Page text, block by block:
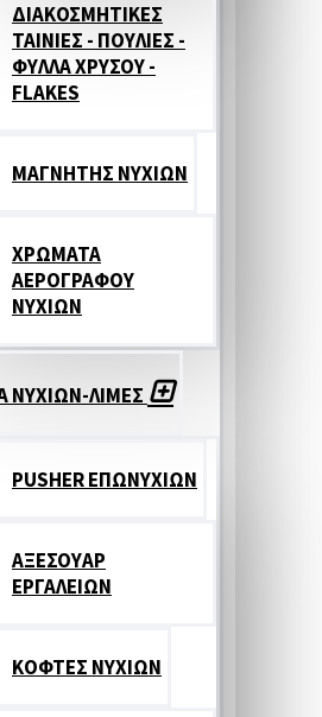
ΔΙΑΚΟΣΜΗΤΙΚΕΣ
ΤΑΙΝΙΕΣ - ΠΟΥΛΙΕΣ -
ΦΥΛΛΑ ΧΡΥΣΟΥ -
FLAKES
ΜΑΓΝΗΤΗΣ ΝΥΧΙΩΝ
ΧΡΩΜΑΤΑ
ΑΕΡΟΓΡΑΦΟΥ
ΝΥΧΙΩΝ
ΝΥΧΙΩΝ-ΛΙΜΕΣ
PUSHER ΕΠΩΝΥΧΙΩΝ
ΑΞΕΣΟΥΑΡ
ΕΡΓΑΛΕΙΩΝ
ΚΟΦΤΕΣ ΝΥΧΙΩΝ